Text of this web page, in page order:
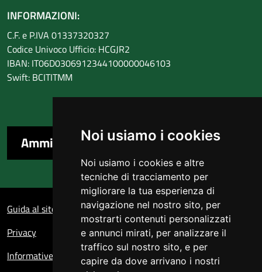
Noi usiamo i cookies
Noi usiamo i cookies e altre
tecniche di tracciamento per
migliorare la tua esperienza di
navigazione nel nostro sito, per
mostrarti contenuti personalizzati
e annunci mirati, per analizzare il
traffico sul nostro sito, e per
capire da dove arrivano i nostri
INFORMAZIONI:
C.F. e P.IVA 01337320327
Codice Univoco Ufficio: HCGJR2
IBAN: IT06D0306912344100000046103
Swift: BCITITMM
Amministrazione trasparente
Guida al sito
Privacy
Informative sul trattamento dei dati personali